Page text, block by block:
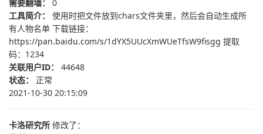
需要翻墙： 0
工具简介： 使用时把文件放到chars文件夹里，然后会自动生成所
有人物名单 下载链接：
https://pan.baidu.com/s/1dYX5UUcXmWUeTfsW9fisgg 提取
码：1234
关联用户ID： 44648
状态： 正常
2021-10-30 20:15:09
卡洛研究所 修改了：